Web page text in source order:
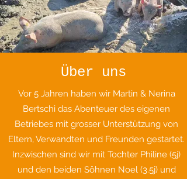
Über uns
Vor 5 Jahren haben wir Martin & Nerina
Bertschi das Abenteuer des eigenen
Betriebes mit grosser Unterstützung von
Eltern, Verwandten und Freunden gestartet.
Inzwischen sind wir mit Tochter Philine (5j)
und den beiden Söhnen Noel (3.5j) und